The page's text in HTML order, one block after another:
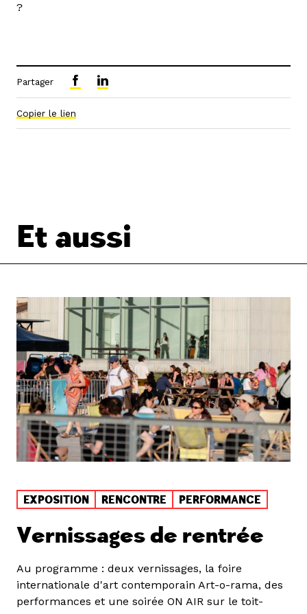
?
Partager
Copier le lien
Et aussi
EXPOSITION RENCONTRE PERFORMANCE
Vernissages de rentrée
Au programme : deux vernissages, la foire
internationale d'art contemporain Art-o-rama, des
performances et une soirée ON AIR sur le toit-